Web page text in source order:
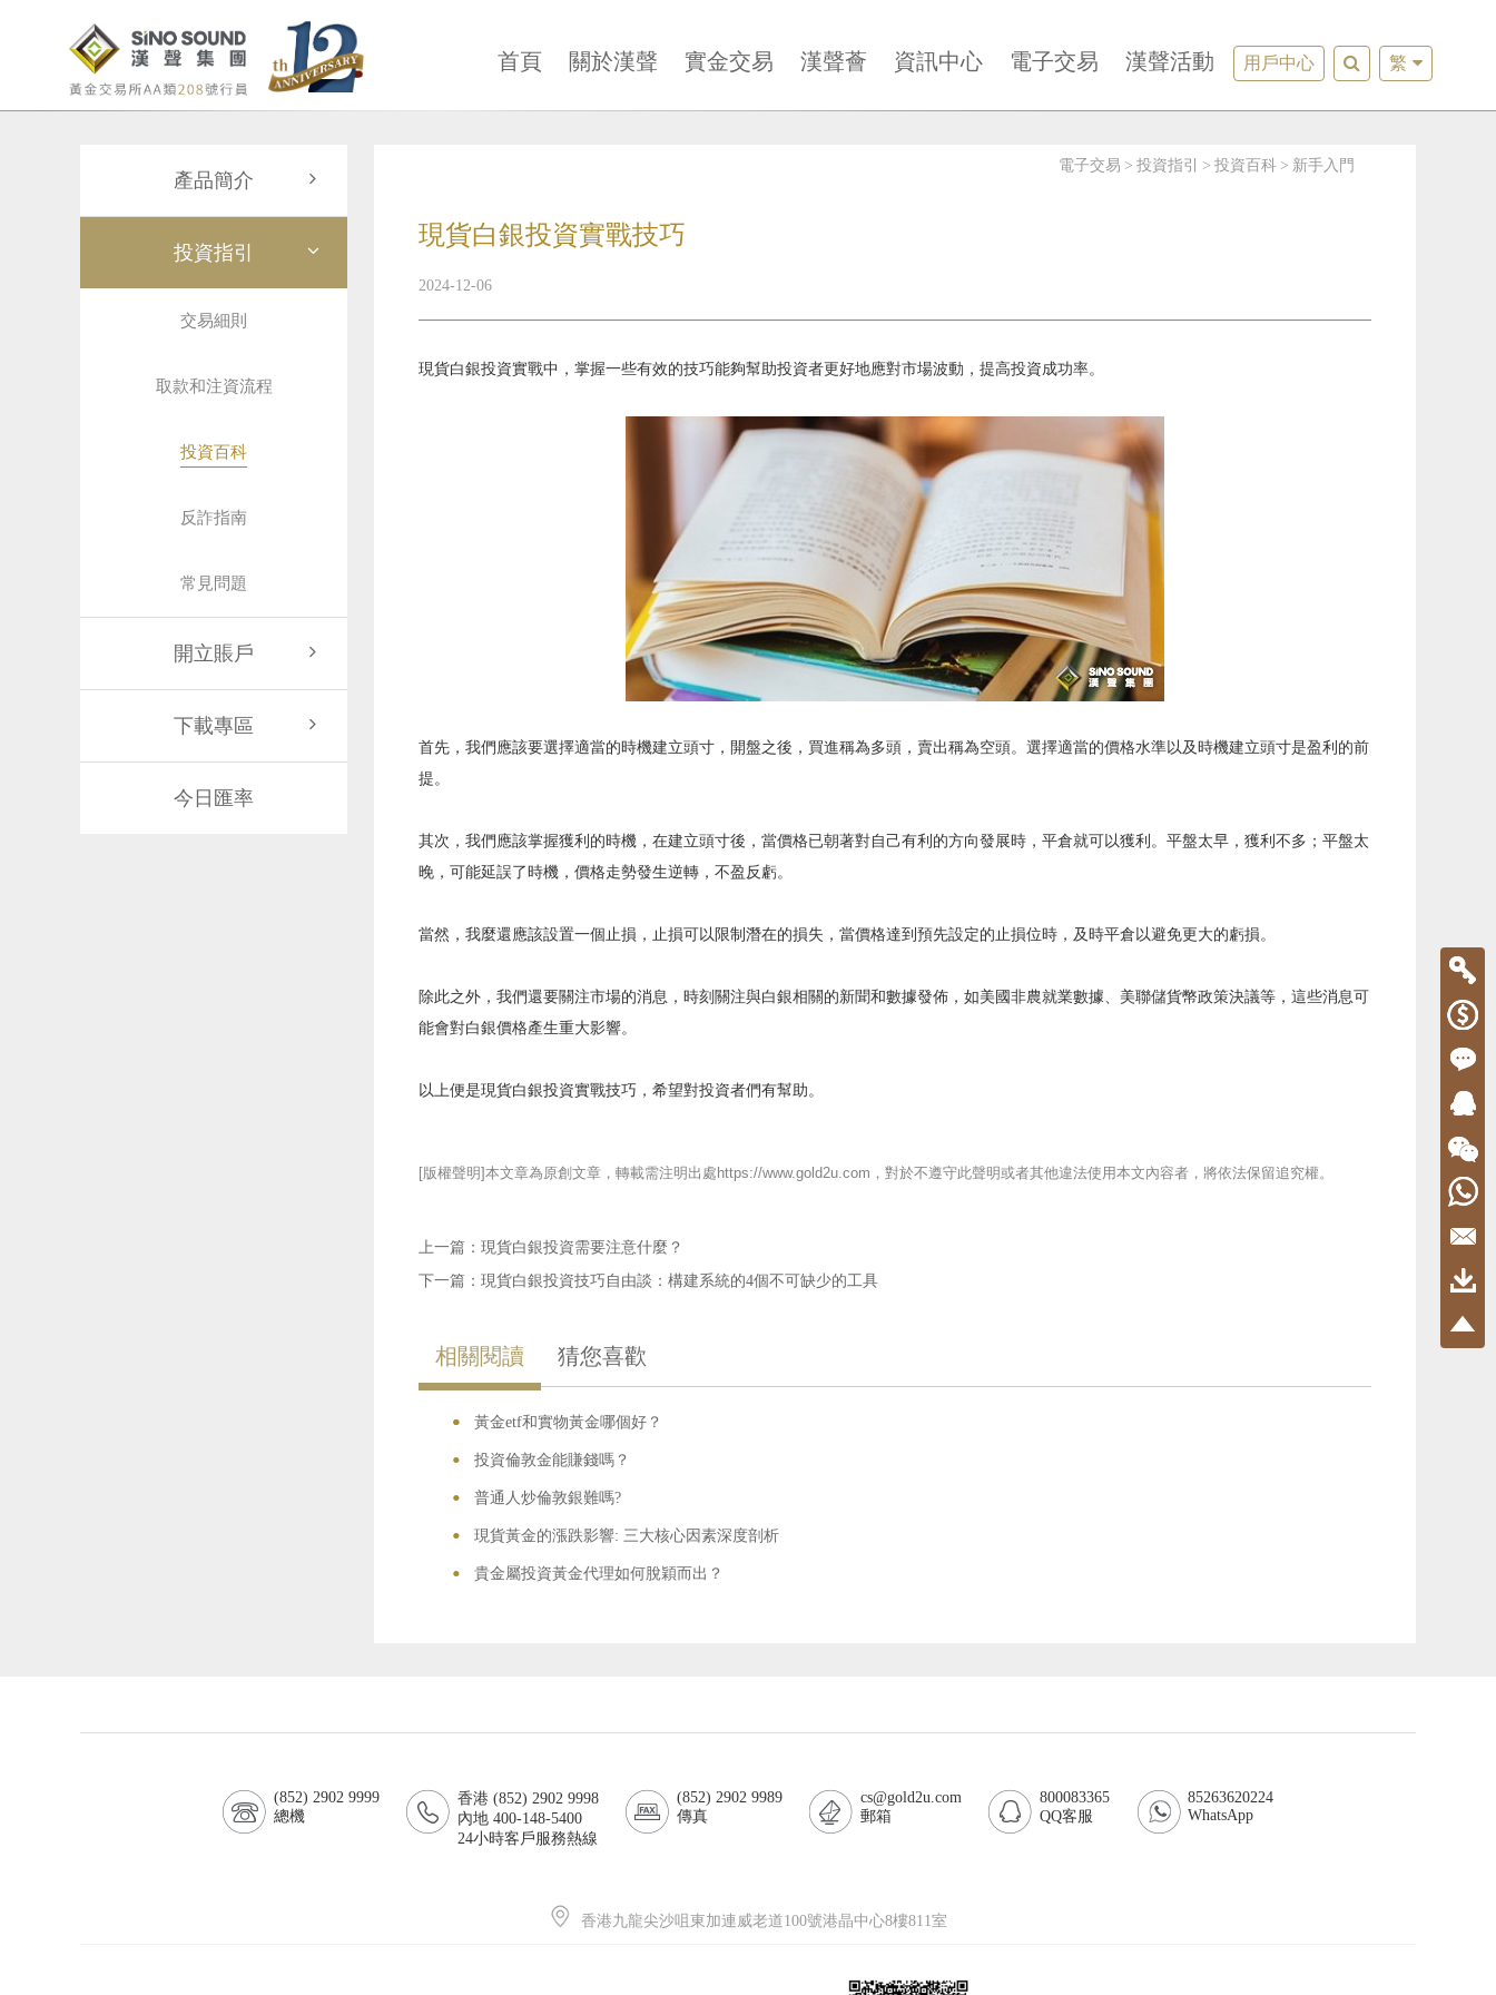
用戶中心 繁
首頁 關於漢聲 實金交易 漢聲薈 資訊中心 電子交易 漢聲活動
產品簡介
投資指引
交易細則
取款和注資流程
投資百科
反詐指南
常見問題
開立賬戶
下載專區
今日匯率
電子交易 投資指引 投資百科 新手入門
現貨白銀投資實戰技巧
2024-12-06
現貨白銀投資實戰中，掌握一些有效的技巧能夠幫助投資者更好地應對市場波動，提高投資成功率。
首先，我們應該要選擇適當的時機建立頭寸，開盤之後，買進稱為多頭，賣出稱為空頭。選擇適當的價格水準以及時機建立頭寸是盈利的前
提。
其次，我們應該掌握獲利的時機，在建立頭寸後，當價格已朝著對自己有利的方向發展時，平倉就可以獲利。平盤太早，獲利不多；平盤太
晚，可能延誤了時機，價格走勢發生逆轉，不盈反虧。
當然，我麼還應該設置一個止損，止損可以限制潛在的損失，當價格達到預先設定的止損位時，及時平倉以避免更大的虧損。
除此之外，我們還要關注市場的消息，時刻關注與白銀相關的新聞和數據發佈，如美國非農就業數據、美聯儲貨幣政策決議等，這些消息可
能會對白銀價格產生重大影響。
以上便是現貨白銀投資實戰技巧，希望對投資者們有幫助。
[版權聲明]本文章為原創文章，轉載需注明出處https://www.gold2u.com，對於不遵守此聲明或者其他違法使用本文內容者，將依法保留追究權。
上一篇： 現貨白銀投資需要注意什麼？
下一篇： 現貨白銀投資技巧自由談：構建系統的4個不可缺少的工具
相關閱讀 猜您喜歡
•
• 黃金etf和實物黃金哪個好？
• 投資倫敦金能賺錢嗎？
• 普通人炒倫敦銀難嗎?
• 現貨黃金的漲跌影響: 三大核心因素深度剖析
• 貴金屬投資黃金代理如何脫穎而出？
(852) 2902 9999
總機
香港 (852) 2902 9998
內地 400-148-5400
24小時客戶服務熱線
(852) 2902 9989
傳真
cs@gold2u.com
郵箱
800083365
QQ客服
85263620224
WhatsApp
香港九龍尖沙咀東加連威老道100號港晶中心8樓811室